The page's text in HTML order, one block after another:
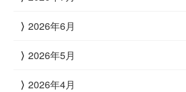
2026年6月
2026年5月
2026年4月